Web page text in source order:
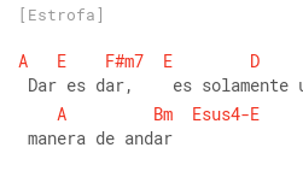
[Estrofa]
A E F#m7 E
D
Dar es dar,    es solamente
A
Bm
Esus4-E
manera de andar